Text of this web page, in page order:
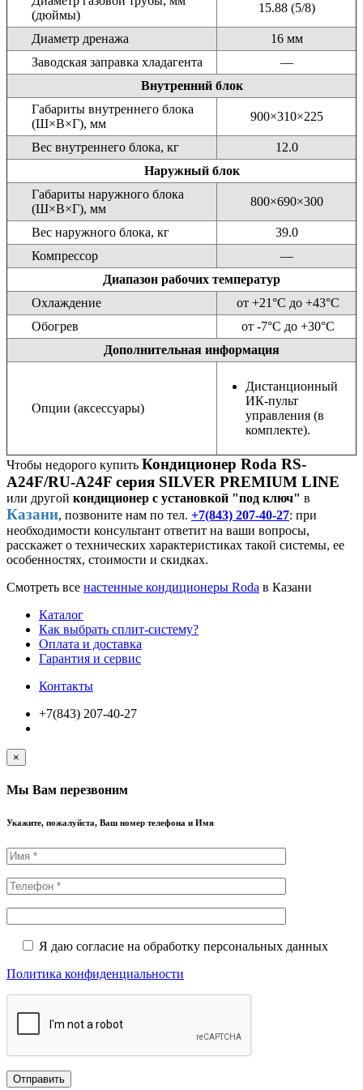
(дюймы)
15.88 (5/8)
Диаметр дренажа
16 мм
Заводская заправка хладагента
—
Внутренний блок
Габариты внутреннего блока
(Ш×В×Г), мм
900×310×225
Вес внутреннего блока, кг
12.0
Наружный блок
Габариты наружного блока
(Ш×В×Г), мм
800×690×300
Вес наружного блока, кг
39.0
Компрессор
—
Диапазон рабочих температур
Охлаждение
от +21°С до +43°С
Обогрев
от -7°С до +30°С
Дополнительная информация
Опции (аксессуары)
Дистанционный
ИК-пульт
управления (в
комплекте).
Чтобы недорого купить Кондиционер Roda RS-
A24F/RU-A24F серия SILVER PREMIUM LINE
или другой кондиционер с установкой "под ключ" в
Казани, позвоните нам по тел. +7(843) 207-40-27: при
необходимости консультант ответит на ваши вопросы,
расскажет о технических характеристиках такой системы, ее
особенностях, стоимости и скидках.
Смотреть все настенные кондиционеры Roda в Казани
Каталог
Как выбрать сплит-систему?
Оплата и доставка
Гарантия и сервис
Контакты
+7(843) 207-40-27
×
Мы Вам перезвоним
Укажите, пожалуйста, Ваш номер телефона и Имя
Я даю согласие на обработку персональных данных
Политика конфиденциальности